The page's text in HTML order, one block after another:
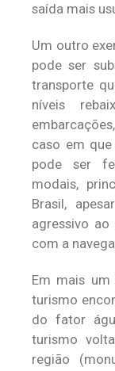
saída mais
Um outro
pode ser
transporte
níveis
caso em
pode ser
modais,
Brasil,
agressivo
com a
Em mais
turismo
do fator
turismo
região